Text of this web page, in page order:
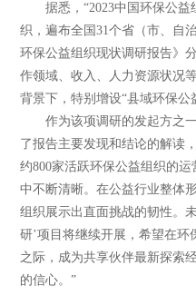
据悉，“2023中国环保公益
织，遍布全国31个省（市、自
环保公益组织现状调研报告》
作领域、收入、人力资源状况
背景下，特别增设“县域环保公
作为该项调研的发起方之
了报告主要发现和结论的解读
约800家活跃环保公益组织的
中不断清晰。在公益行业整体
组织展示出直面挑战的韧性。
研’项目将继续开展，希望在
之际，成为共享伙伴最新探索
的信心。”